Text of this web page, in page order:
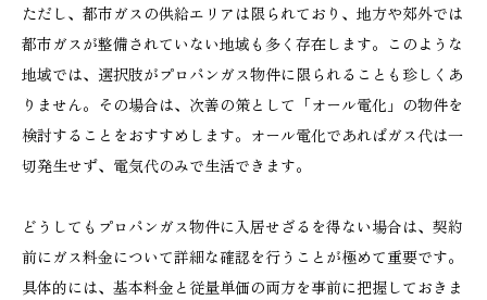
ただし、都市ガスの供給エリアは限られており、地方や郊外では
都市ガスが整備されていない地域も多く存在します。このような
地域では、選択肢がプロパンガス物件に限られることも珍しくあ
りません。その場合は、次善の策として「オール電化」の物件を
検討することをおすすめします。オール電化であればガス代は一
切発生せず、電気代のみで生活できます。
どうしてもプロパンガス物件に入居せざるを得ない場合は、契約
前にガス料金について詳細な確認を行うことが極めて重要です。
具体的には、基本料金と従量単価の両方を事前に把握しておきま